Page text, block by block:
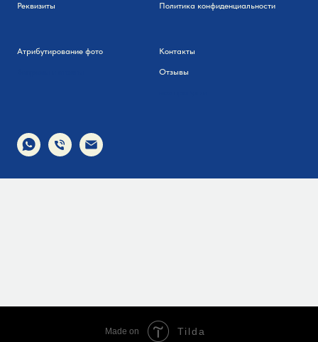
Реквизиты Политика конфиденциальности
Атрибутирование фото Контакты
Отзывы
Made on Tilda